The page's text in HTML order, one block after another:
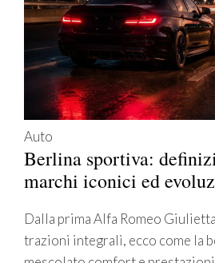
Auto
Berlina sportiva:
marchi iconici ed
Dalla prima Alfa Romeo
trazioni integrali, ecco come la